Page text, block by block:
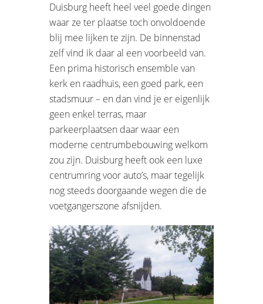
Duisburg heeft heel veel goede dingen
waar ze ter plaatse toch onvoldoende
blij mee lijken te zijn. De binnenstad
zelf vind ik daar al een voorbeeld van.
Een prima historisch ensemble van
kerk en raadhuis, een goed park, een
stadsmuur – en dan vind je er eigenlijk
geen enkel terras, maar
parkeerplaatsen daar waar een
moderne centrumbebouwing welkom
zou zijn. Duisburg heeft ook een luxe
centrumring voor auto’s, maar tegelijk
nog steeds doorgaande wegen die de
voetgangerszone afsnijden.